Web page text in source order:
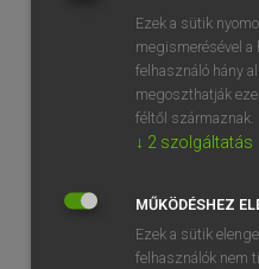
Ezek a sütik
megismerésével a
felhasználó hány
megoszthatják
féltől származnak.
↓ 2 szolgáltatás
MŰKÖDÉSHEZ
Ezek a sütik
felhasználók nem